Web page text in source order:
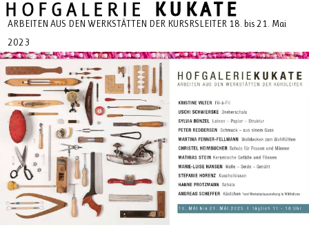
HOFGALERIE KUKATE
ARBEITEN AUS DEN WERKSTÄTTEN DER KURSRSLEITER 18. bis 21. Mai
2023